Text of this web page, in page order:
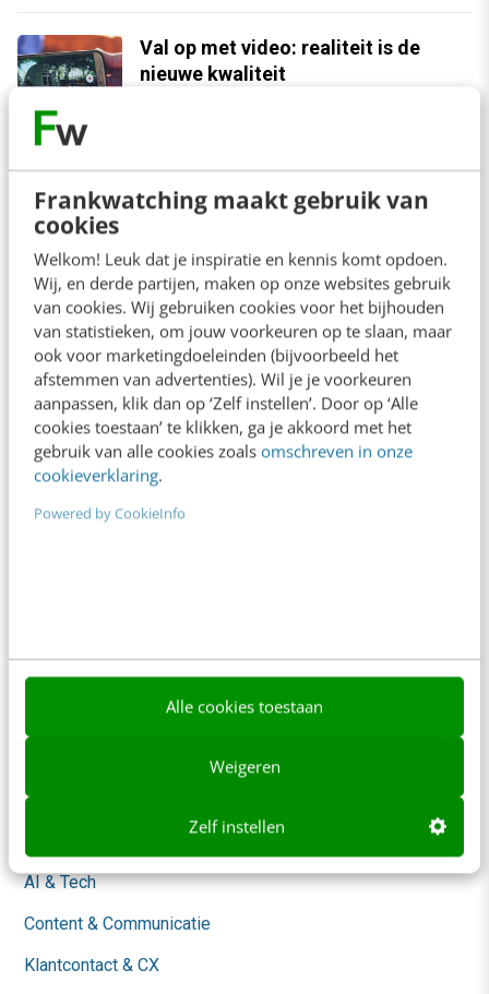
Frankwatching maakt gebruik van
cookies
Welkom! Leuk dat je inspiratie en kennis komt opdoen.
Wij, en derde partijen, maken op onze websites gebruik
van cookies. Wij gebruiken cookies voor het bijhouden
van statistieken, om jouw voorkeuren op te slaan, maar
ook voor marketingdoeleinden (bijvoorbeeld het
afstemmen van advertenties). Wil je je voorkeuren
aanpassen, klik dan op ‘Zelf instellen’. Door op ‘Alle
cookies toestaan’ te klikken, ga je akkoord met het
gebruik van alle cookies zoals omschreven in onze
cookieverklaring.
Powered by CookieInfo
Alle cookies toestaan
Weigeren
Zelf instellen
Val op met video: realiteit is de
nieuwe kwaliteit
Contact Redactie
redactie@frankwatching.com
+31 30 200 1045
Tarieven
Meer contactopties
Over ons
Werken bij
AI & Tech
Content & Communicatie
Klantcontact & CX